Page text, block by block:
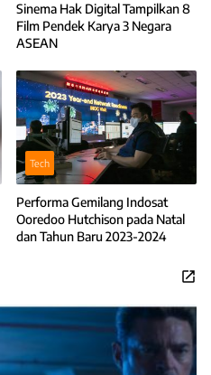
Sinema Hak Digital Tampilkan 8
Film Pendek Karya 3 Negara
ASEAN
Tech
Performa Gemilang Indosat
Ooredoo Hutchison pada Natal
dan Tahun Baru 2023-2024